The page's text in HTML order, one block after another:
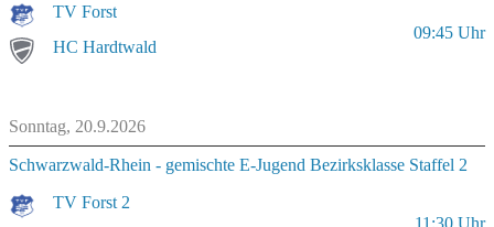
TV Forst
HC Hardtwald
09:45 Uhr
Sonntag, 20.9.2026
Schwarzwald-Rhein - gemischte E-Jugend Bezirksklasse Staffel 2
TV Forst 2
11:30 Uhr